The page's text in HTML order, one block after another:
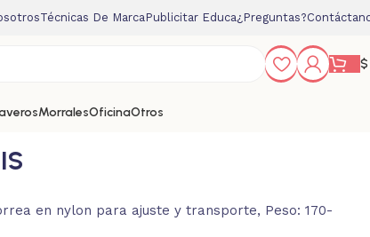
Técnicas De MarcaPublicitar Educa¿Preguntas?
$
MorralesOficinaOtros
en nylon para ajuste y transporte, Peso: 170-